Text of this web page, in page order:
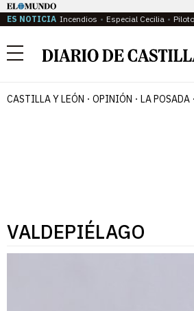
ES NOTICIA Incendios Especial Cecilia
Menú
CASTILLA Y LEÓN OPINIÓN LA POSADA
VALDEPIÉLAGO